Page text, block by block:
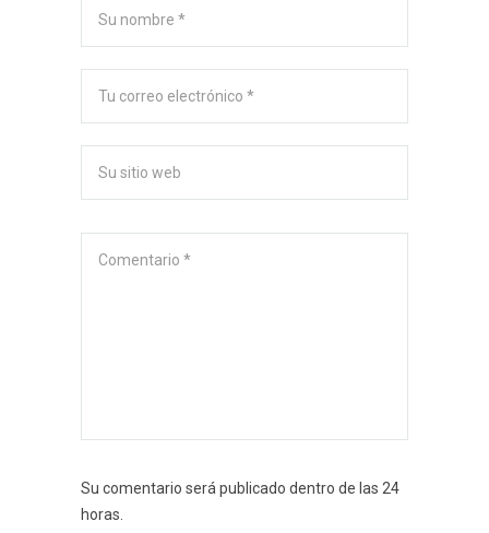
Su comentario será publicado dentro de las 24
horas.